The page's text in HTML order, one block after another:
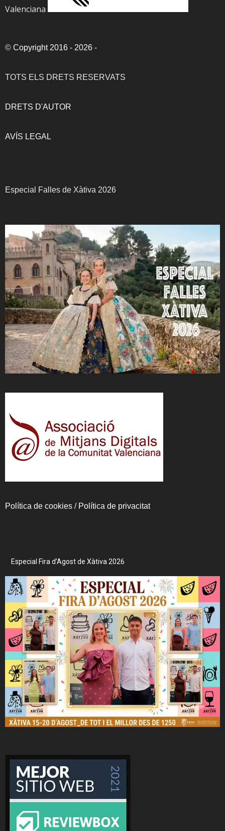
Valenciana
© Copyright 2016 - 2026 -
TOTS ELS DRETS RESERVATS
DRETS D'AUTOR
AVÍS LEGAL
Especial Falles de Xàtiva 2026
Política de cookies / Política de privacitat
Especial Fira d’Agost de Xàtiva 2026